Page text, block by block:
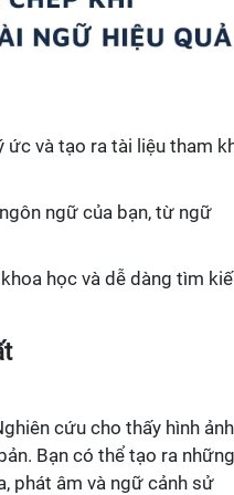
ức và tạo ra tài liệu tham
ngữ của bạn, từ ngữ
học và dễ dàng tìm
cứu cho thấy hình
Bạn có thể tạo ra những
phát âm và ngữ cảnh sử